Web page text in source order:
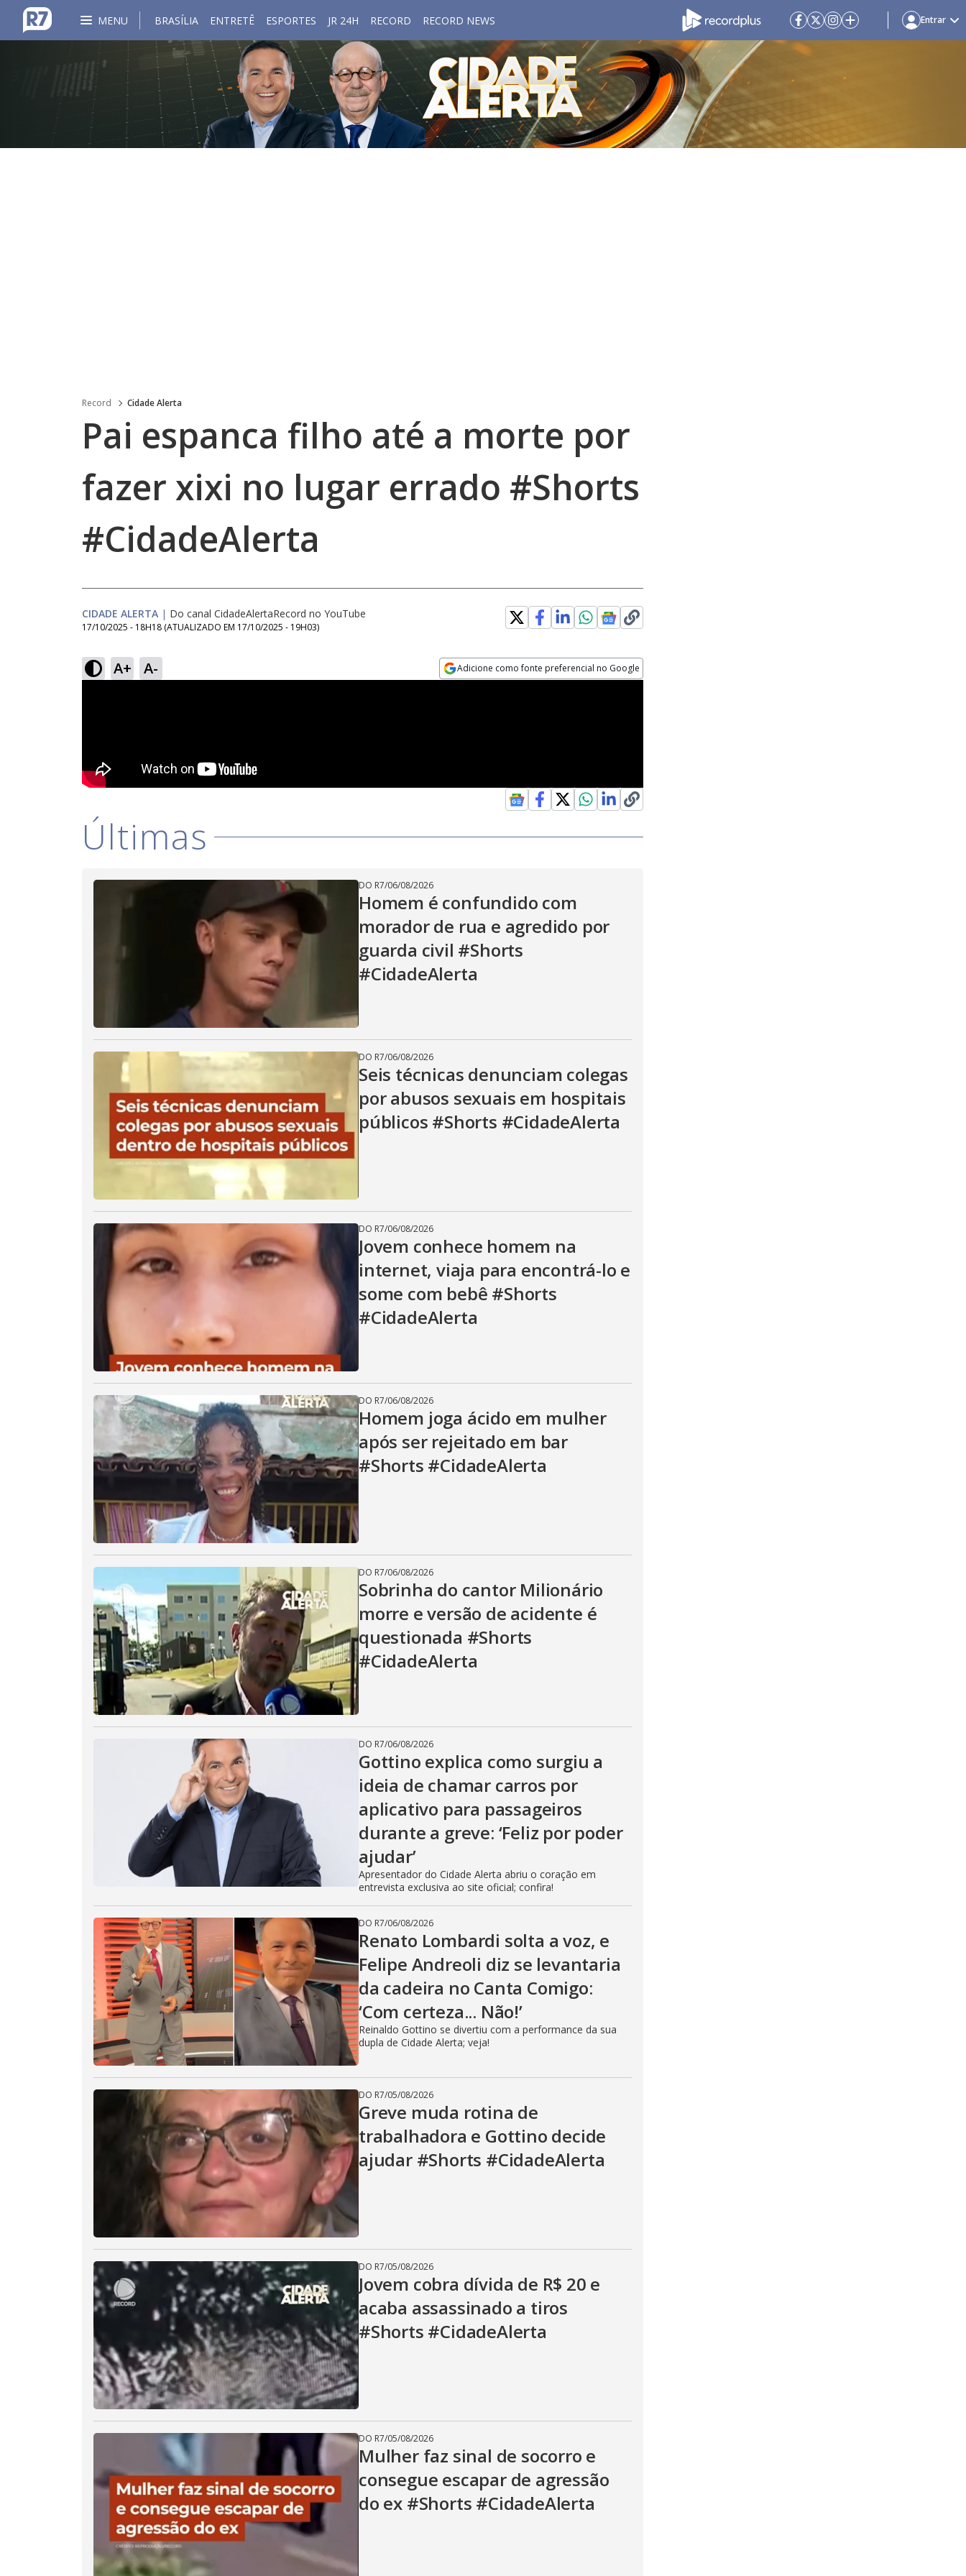
MENU BRASÍLIA ENTRETÊ ESPORTES JR 24H RECORD RECORD NEWS Entrar
Record Cidade Alerta
Pai espanca filho até a morte por
fazer xixi no lugar errado #Shorts
#CidadeAlerta
CIDADE ALERTA | Do canal CidadeAlertaRecord no YouTube
17/10/2025 - 18H18 (ATUALIZADO EM 17/10/2025 - 19H03)
A+ A- Adicione como fonte preferencial no Google
Últimas
DO R7/06/08/2026
Homem é confundido com
morador de rua e agredido por
guarda civil #Shorts
#CidadeAlerta
DO R7/06/08/2026
Seis técnicas denunciam colegas
por abusos sexuais em hospitais
públicos #Shorts #CidadeAlerta
DO R7/06/08/2026
Jovem conhece homem na
internet, viaja para encontrá-lo e
some com bebê #Shorts
#CidadeAlerta
DO R7/06/08/2026
Homem joga ácido em mulher
após ser rejeitado em bar
#Shorts #CidadeAlerta
DO R7/06/08/2026
Sobrinha do cantor Milionário
morre e versão de acidente é
questionada #Shorts
#CidadeAlerta
DO R7/06/08/2026
Gottino explica como surgiu a
ideia de chamar carros por
aplicativo para passageiros
durante a greve: ‘Feliz por poder
ajudar’
Apresentador do Cidade Alerta abriu o coração em
entrevista exclusiva ao site oficial; confira!
DO R7/06/08/2026
Renato Lombardi solta a voz, e
Felipe Andreoli diz se levantaria
da cadeira no Canta Comigo:
‘Com certeza... Não!’
Reinaldo Gottino se divertiu com a performance da sua
dupla de Cidade Alerta; veja!
DO R7/05/08/2026
Greve muda rotina de
trabalhadora e Gottino decide
ajudar #Shorts #CidadeAlerta
DO R7/05/08/2026
Jovem cobra dívida de R$ 20 e
acaba assassinado a tiros
#Shorts #CidadeAlerta
DO R7/05/08/2026
Mulher faz sinal de socorro e
consegue escapar de agressão
do ex #Shorts #CidadeAlerta